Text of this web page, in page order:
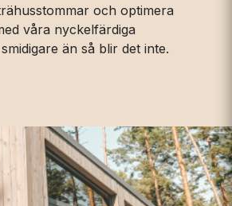
och optimera
våra nyckelfärdiga
än så blir det inte.